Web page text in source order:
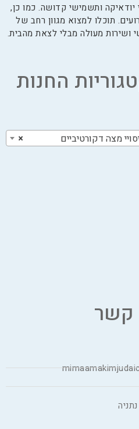
ותשמישי קדושה. כמו כן,
תוכלו למצוא מגוון רחב של
ושירות מעולה מבלי לצאת מהבית.
החנות
× מצה דקורטיביים
קשר